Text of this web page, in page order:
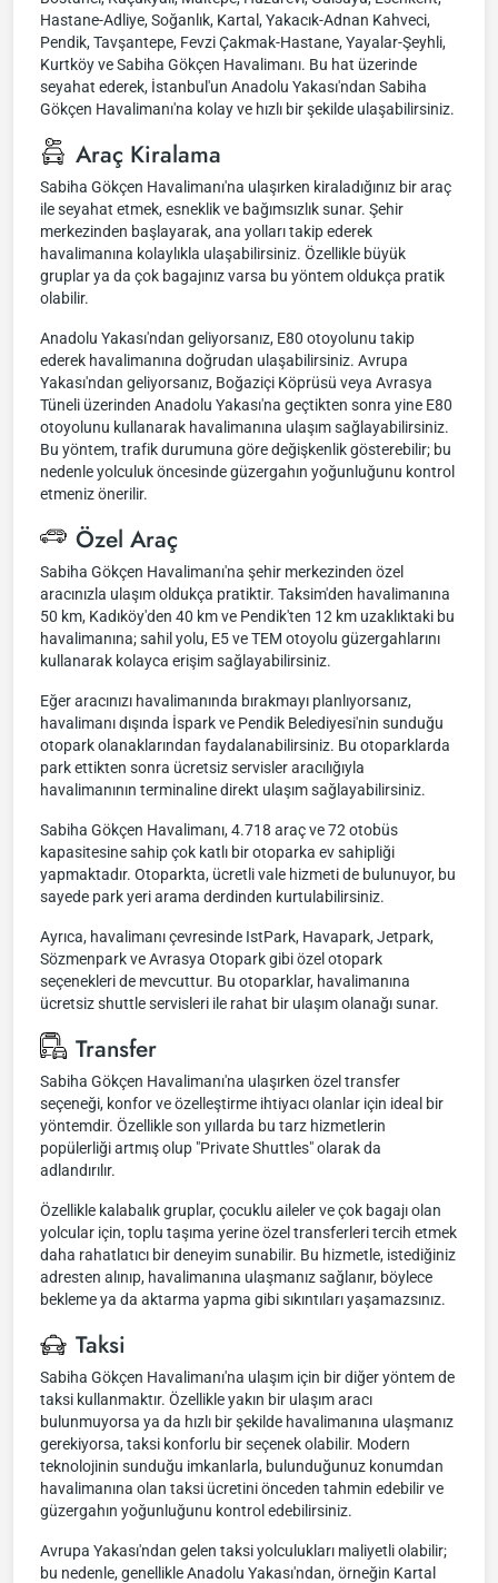
Hastane-Adliye, Soğanlık, Kartal, Yakacık-Adnan Kahveci,
Pendik, Tavşantepe, Fevzi Çakmak-Hastane, Yayalar-Şeyhli,
Kurtköy ve Sabiha Gökçen Havalimanı. Bu hat üzerinde
seyahat ederek, İstanbul'un Anadolu Yakası'ndan Sabiha
Gökçen Havalimanı'na kolay ve hızlı bir şekilde ulaşabilirsiniz.
Araç Kiralama
Sabiha Gökçen Havalimanı'na ulaşırken kiraladığınız bir araç
ile seyahat etmek, esneklik ve bağımsızlık sunar. Şehir
merkezinden başlayarak, ana yolları takip ederek
havalimanına kolaylıkla ulaşabilirsiniz. Özellikle büyük
gruplar ya da çok bagajınız varsa bu yöntem oldukça pratik
olabilir.
Anadolu Yakası'ndan geliyorsanız, E80 otoyolunu takip
ederek havalimanına doğrudan ulaşabilirsiniz. Avrupa
Yakası'ndan geliyorsanız, Boğaziçi Köprüsü veya Avrasya
Tüneli üzerinden Anadolu Yakası'na geçtikten sonra yine E80
otoyolunu kullanarak havalimanına ulaşım sağlayabilirsiniz.
Bu yöntem, trafik durumuna göre değişkenlik gösterebilir; bu
nedenle yolculuk öncesinde güzergahın yoğunluğunu kontrol
etmeniz önerilir.
Özel Araç
Sabiha Gökçen Havalimanı'na şehir merkezinden özel
aracınızla ulaşım oldukça pratiktir. Taksim'den havalimanına
50 km, Kadıköy'den 40 km ve Pendik'ten 12 km uzaklıktaki bu
havalimanına; sahil yolu, E5 ve TEM otoyolu güzergahlarını
kullanarak kolayca erişim sağlayabilirsiniz.
Eğer aracınızı havalimanında bırakmayı planlıyorsanız,
havalimanı dışında İspark ve Pendik Belediyesi'nin sunduğu
otopark olanaklarından faydalanabilirsiniz. Bu otoparklarda
park ettikten sonra ücretsiz servisler aracılığıyla
havalimanının terminaline direkt ulaşım sağlayabilirsiniz.
Sabiha Gökçen Havalimanı, 4.718 araç ve 72 otobüs
kapasitesine sahip çok katlı bir otoparka ev sahipliği
yapmaktadır. Otoparkta, ücretli vale hizmeti de bulunuyor, bu
sayede park yeri arama derdinden kurtulabilirsiniz.
Ayrıca, havalimanı çevresinde IstPark, Havapark, Jetpark,
Sözmenpark ve Avrasya Otopark gibi özel otopark
seçenekleri de mevcuttur. Bu otoparklar, havalimanına
ücretsiz shuttle servisleri ile rahat bir ulaşım olanağı sunar.
Transfer
Sabiha Gökçen Havalimanı'na ulaşırken özel transfer
seçeneği, konfor ve özelleştirme ihtiyacı olanlar için ideal bir
yöntemdir. Özellikle son yıllarda bu tarz hizmetlerin
popülerliği artmış olup "Private Shuttles" olarak da
adlandırılır.
Özellikle kalabalık gruplar, çocuklu aileler ve çok bagajı olan
yolcular için, toplu taşıma yerine özel transferleri tercih etmek
daha rahatlatıcı bir deneyim sunabilir. Bu hizmetle, istediğiniz
adresten alınıp, havalimanına ulaşmanız sağlanır, böylece
bekleme ya da aktarma yapma gibi sıkıntıları yaşamazsınız.
Taksi
Sabiha Gökçen Havalimanı'na ulaşım için bir diğer yöntem de
taksi kullanmaktır. Özellikle yakın bir ulaşım aracı
bulunmuyorsa ya da hızlı bir şekilde havalimanına ulaşmanız
gerekiyorsa, taksi konforlu bir seçenek olabilir. Modern
teknolojinin sunduğu imkanlarla, bulunduğunuz konumdan
havalimanına olan taksi ücretini önceden tahmin edebilir ve
güzergahın yoğunluğunu kontrol edebilirsiniz.
Avrupa Yakası'ndan gelen taksi yolculukları maliyetli olabilir;
bu nedenle, genellikle Anadolu Yakası'ndan, örneğin Kartal